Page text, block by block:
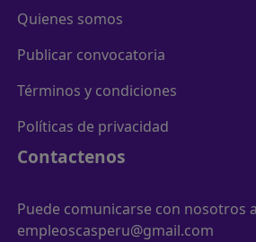
Quienes somos
Publicar convocatoria
Términos y condiciones
Políticas de privacidad
Contactenos
Puede comunicarse con nosotros
empleoscasperu@gmail.com